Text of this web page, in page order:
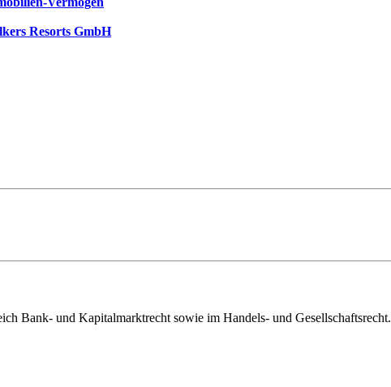
Resorts GmbH
Bank- und Kapitalmarktrecht sowie im Handels- und Gesellschaftsrecht.